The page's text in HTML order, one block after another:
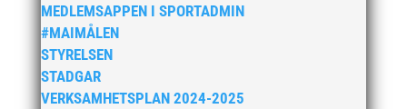
MEDLEMSAPPEN I SPORTADMIN
#MAIMÅLEN
STYRELSEN
STADGAR
VERKSAMHETSPLAN 2024-2025
april 2019
mars 2019
februari 2019
januari 2019